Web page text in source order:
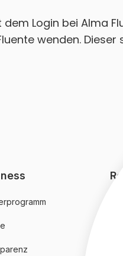
Login bei Alma
wenden.